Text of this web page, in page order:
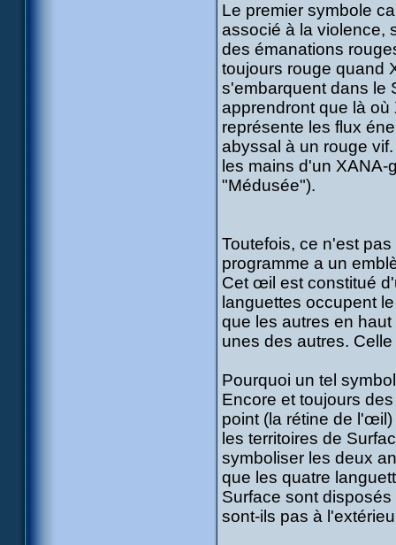
Le premier symbole
associé à la violence,
des émanations
toujours rouge quand
s'embarquent dans le
apprendront que là
représente les flux
abyssal à un rouge
les mains d'un
"Médusée").
Toutefois, ce n'est
programme a un
Cet œil est constitué
languettes occupent
que les autres en
unes des autres.
Pourquoi un tel
Encore et toujours
point (la rétine de
les territoires de
symboliser les deux
que les quatre
Surface sont
sont-ils pas à